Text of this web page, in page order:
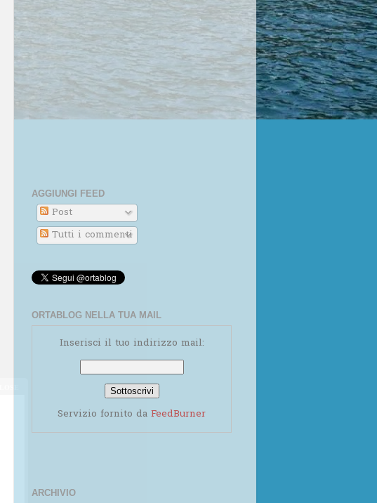
AGGIUNGI FEED
Post
Tutti i commenti
ORTABLOG NELLA TUA MAIL
Inserisci il tuo indirizzo mail:
Servizio fornito da FeedBurner
ARCHIVIO